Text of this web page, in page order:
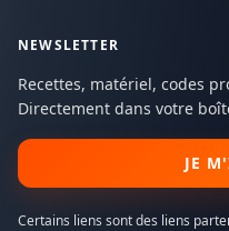
NEWSLETTER
Recettes, matériel, codes
Directement dans votre
JE
Certains liens sont des liens